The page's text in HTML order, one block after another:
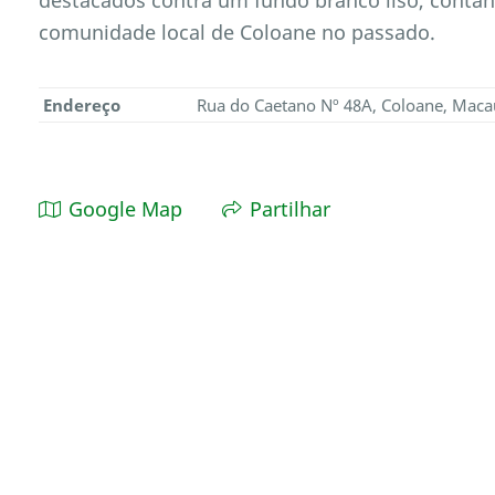
comunidade local de Coloane no passado.
Endereço Rua do Caetano Nº 48A, Coloane,
Google Map Partilhar